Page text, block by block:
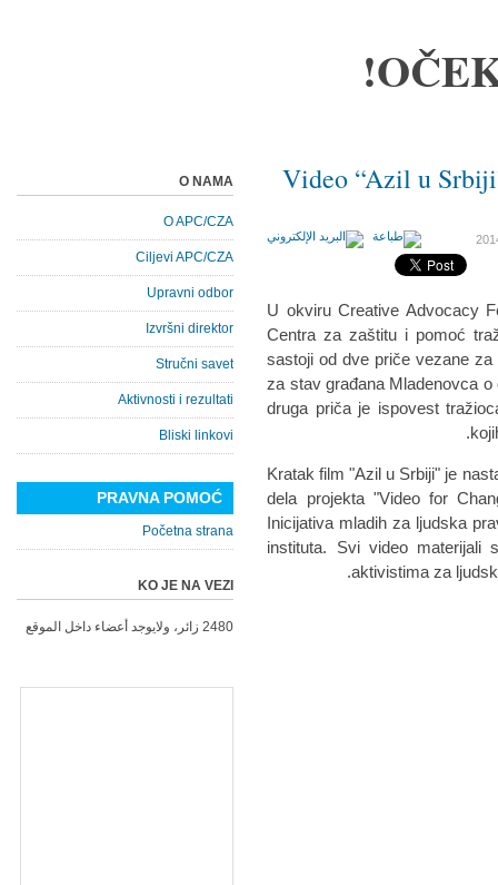
Video “Azil u
U okviru Creative Advocacy
Centra za zaštitu i pomoć
sastoji od dve priče vezane
za stav građana Mladenovca
druga priča je ispovest
Kratak film "Azil u Srbiji" je
dela projekta "Video for
Inicijativa mladih za ljudska
instituta. Svi video materijali
aktivistima za
O NAMA
O APC/CZA
Ciljevi APC/CZA
Upravni odbor
Izvršni direktor
Stručni savet
Aktivnosti i rezultati
Bliski linkovi
PRAVNA POMOĆ
Početna strana
KO JE NA VEZI
2480 زائر، ولايوجد أعضاء داخل الموقع